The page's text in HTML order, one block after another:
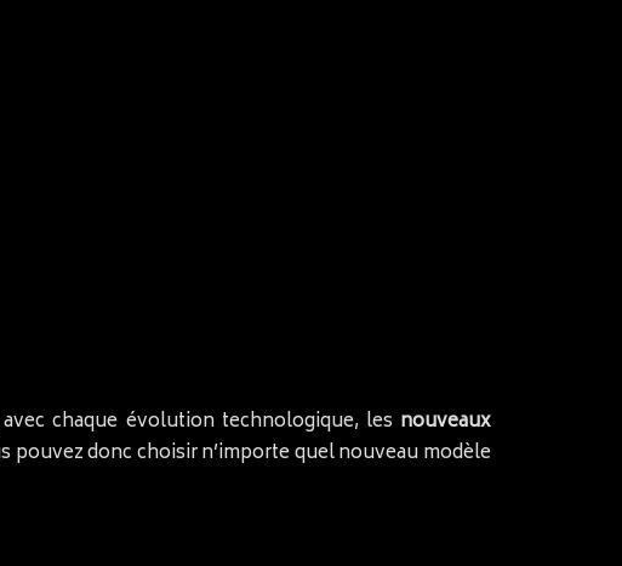
chaque évolution technologique, les nouveaux
donc choisir n’importe quel nouveau modèle